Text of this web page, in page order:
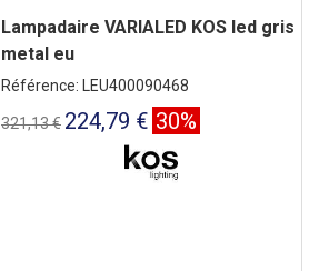
Lampadaire VARIALED KOS led gris
metal eu
Référence: LEU400090468
321,13 € 224,79 € 30%